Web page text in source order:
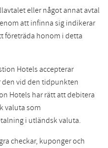
eller något annat avtal
att infinna sig indikerar
företräda honom i detta
Hotels accepterar
vid den tidpunkten
Hotels har rätt att debitera
valuta som
i utländsk valuta.
checkar, kuponger och